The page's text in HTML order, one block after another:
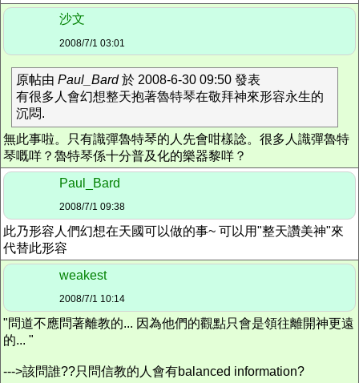
沙文
2008/7/1 03:01
原帖由 Paul_Bard於 2008-6-30 09:50 發表
有很多人會幻想整天抱著魯特琴在敬拜神來形容永生的
沉悶.
無此事啦。只有識彈魯特琴的人先會咁樣諗。很多人識彈魯特
琴嘅咩？魯特琴係十分普及化的樂器黎咩？
Paul_Bard
2008/7/1 09:38
此乃形容人們幻想在天國可以做的事~ 可以用"整天讚美神"來
代替此形容
weakest
2008/7/1 10:14
"問道不應問著離教的... 因為他們的觀點只會是領往離開神更遠
的... "
--->該問誰??只問信教的人會有balanced information?